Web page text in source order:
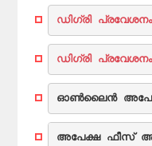
ഡിഗ്രി
ഓൺലൈൻ
അപേക്ഷ ഫീസ്